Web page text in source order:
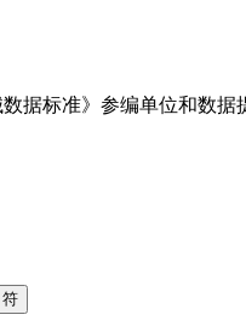
据标准》参编单位和数据